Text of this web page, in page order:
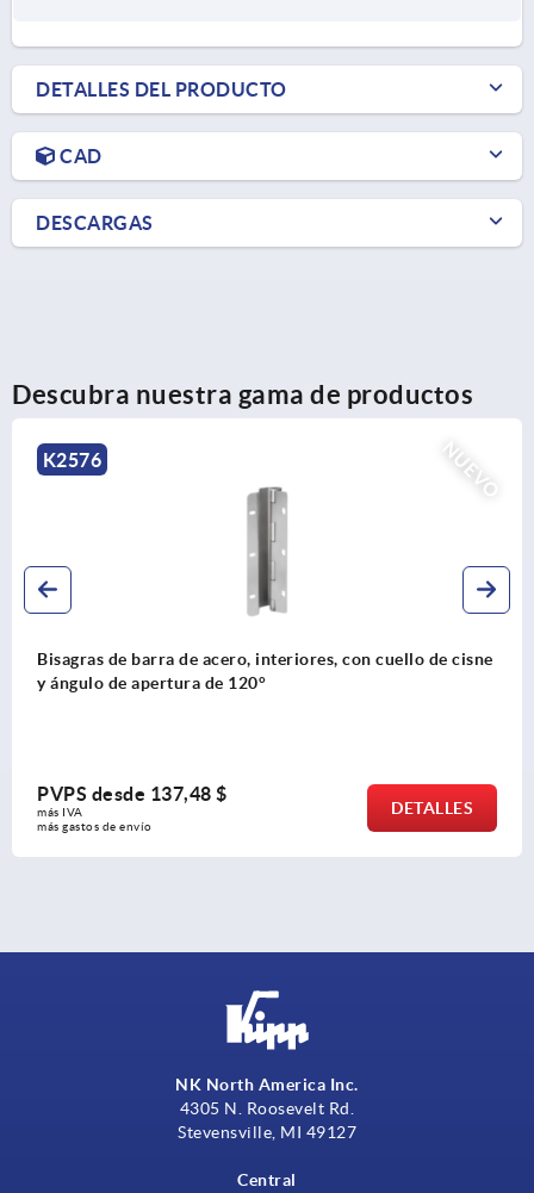
DETALLES DEL PRODUCTO
CAD
DESCARGAS
Descubra nuestra gama de productos
NUEVO
interiores, con cuello de cisne
120°
DETALLES
Empuñaduras en
PVPS desde 2,03 $
más IVA
más gastos de envío
NK North America Inc.
4305 N. Roosevelt Rd.
Stevensville, MI 49127
Central